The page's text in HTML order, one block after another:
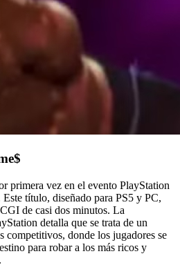
primera vez en el evento PlayStation
título, diseñado para PS5 y PC,
de casi dos minutos. La
detalla que se trata de un
competitivos, donde los jugadores se
para robar a los más ricos y